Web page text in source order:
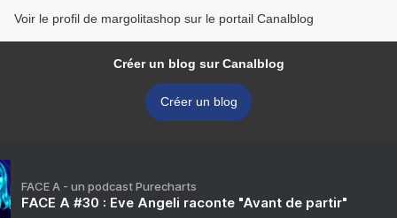
Voir le profil de margolitashop sur le portail Canalblog
Créer un blog sur Canalblog
Créer un blog
FACE A - un podcast Purecharts
FACE A #30 : Eve Angeli raconte "Avant de partir"